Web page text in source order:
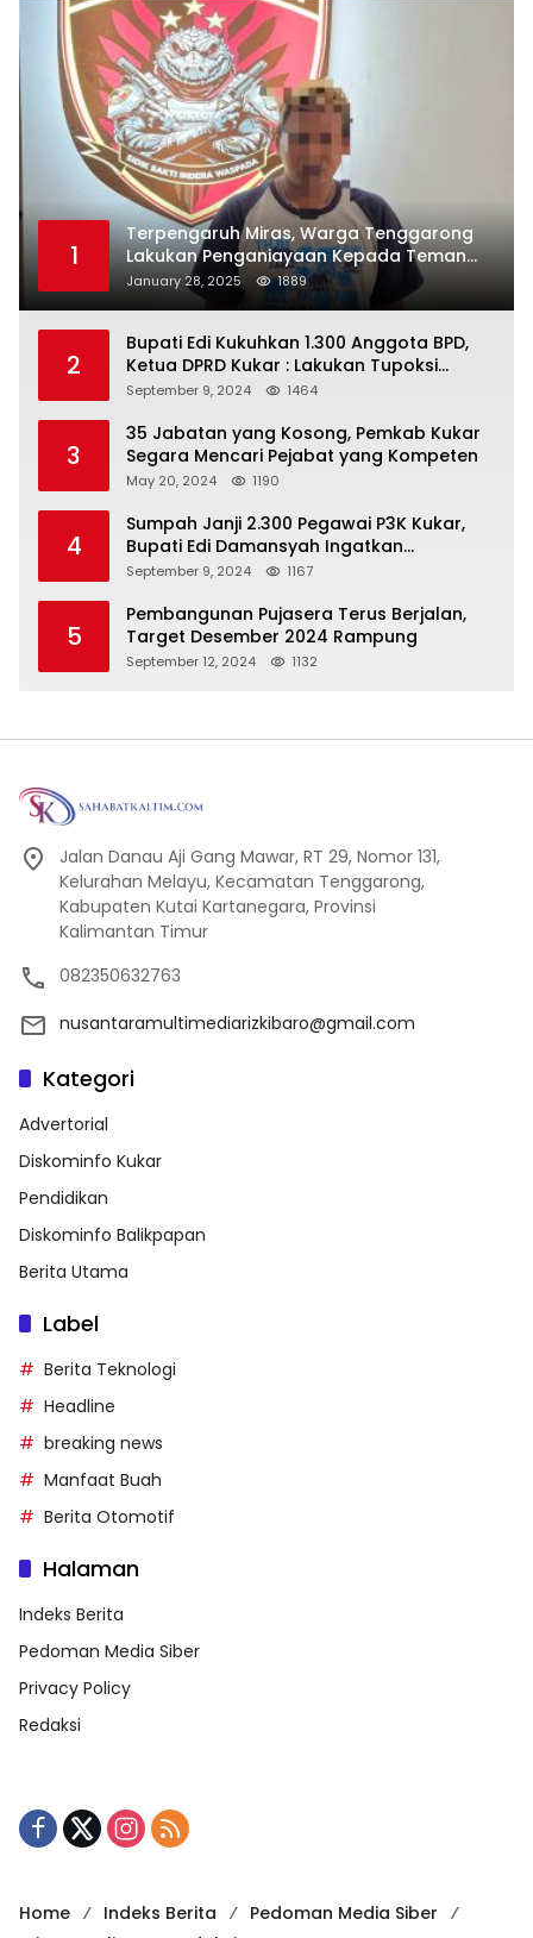
1
Terpengaruh Miras, Warga Tenggarong
Lakukan Penganiayaan Kepada Teman
Sendiri
January 28, 2025 1889
2
Bupati Edi Kukuhkan 1.300 Anggota BPD,
Ketua DPRD Kukar : Lakukan Tupoksi
Dengan Baik Untuk Wujudkan
September 9, 2024 1464
3
35 Jabatan yang Kosong, Pemkab Kukar
Segara Mencari Pejabat yang Kompeten
May 20, 2024 1190
4
Sumpah Janji 2.300 Pegawai P3K Kukar,
Bupati Edi Damansyah Ingatkan
Tanggung Jawab Baru
September 9, 2024 1167
5
Pembangunan Pujasera Terus Berjalan,
Target Desember 2024 Rampung
September 12, 2024 1132
Jalan Danau Aji Gang Mawar, RT 29, Nomor 131,
Kelurahan Melayu, Kecamatan Tenggarong,
Kabupaten Kutai Kartanegara, Provinsi
Kalimantan Timur
082350632763
nusantaramultimediarizkibaro@gmail.com
Kategori
Advertorial
Diskominfo Kukar
Pendidikan
Diskominfo Balikpapan
Berita Utama
Label
Berita Teknologi
Headline
breaking news
Manfaat Buah
Berita Otomotif
Halaman
Indeks Berita
Pedoman Media Siber
Privacy Policy
Redaksi
Home Indeks Berita
Pedoman Media Siber